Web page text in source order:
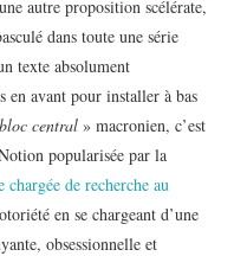
autre proposition scélérate,
dans toute une série
texte absolument
en avant pour installer à bas
bloc central » macronien, c’est
popularisée par la
chargée de recherche au
en se chargeant d’une
obsessionnelle et